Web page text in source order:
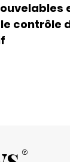
contrôle